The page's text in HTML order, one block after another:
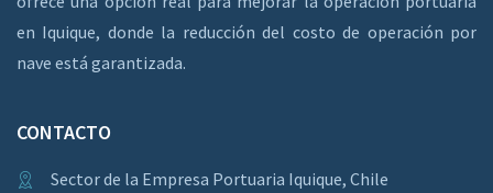
en Iquique, donde la reducción del costo de operación por
nave está garantizada.
CONTACTO
Sector de la Empresa Portuaria Iquique, Chile